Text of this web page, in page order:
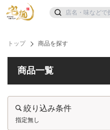
トップ 商品を探す
商品一覧
絞り込み条件
指定無し